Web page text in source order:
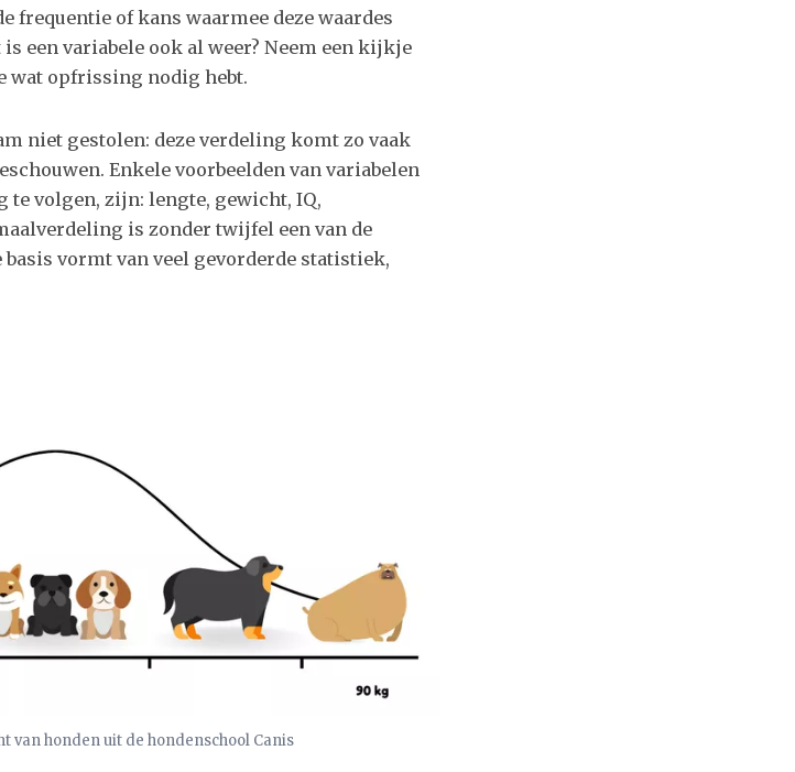
frequentie of kans waarmee deze waardes
een variabele ook al weer? Neem een kijkje
wat opfrissing nodig hebt.
niet gestolen: deze verdeling komt zo vaak
Enkele voorbeelden van variabelen
volgen, zijn: lengte, gewicht, IQ,
is zonder twijfel een van de
vormt van veel gevorderde statistiek,
van honden uit de hondenschool Canis